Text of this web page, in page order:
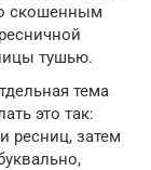
скошенным
тушью.
тема
это так:
ресниц, затем